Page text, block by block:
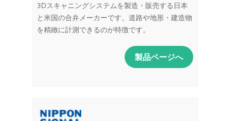
3Dスキャニングシステムを製造・販売する日本
と米国の合弁メーカーです。道路や地形・建造物
を精緻に計測できるのが特徴です。
製品ページへ